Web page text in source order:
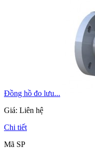
Đồng hồ đo lưu...
Giá: Liên hệ
Chi tiết
Mã SP